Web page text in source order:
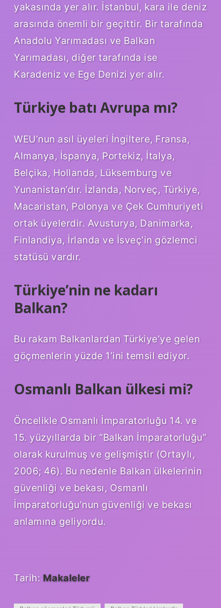
yakasında yer alır. İstanbul, kara ile deniz
arasında önemli bir geçittir. Bir tarafında
Anadolu Yarımadası ve Balkan
Yarımadası, diğer tarafında ise
Karadeniz ve Ege Denizi yer alır.
Türkiye batı Avrupa mı?
WEU’nun asıl üyeleri İngiltere, Fransa,
Almanya, İspanya, Portekiz, İtalya,
Belçika, Hollanda, Lüksemburg ve
Yunanistan’dır. İzlanda, Norveç, Türkiye,
Macaristan, Polonya ve Çek Cumhuriyeti
ortak üyelerdir. Avusturya, Danimarka,
Finlandiya, İrlanda ve İsveç’in gözlemci
statüsü vardır.
Türkiye’nin ne kadarı
Balkan?
Bu rakam Balkanlardan Türkiye’ye gelen
göçmenlerin yüzde 1’ini temsil ediyor.
Osmanlı Balkan ülkesi mi?
Öncelikle Osmanlı İmparatorluğu 14. ve
15. yüzyıllarda bir “Balkan İmparatorluğu”
olarak kurulmuş ve gelişmiştir (Ortaylı,
2006; 46). Bu nedenle Balkan ülkelerinin
güvenliği ve bekası, Osmanlı
İmparatorluğu’nun güvenliği ve bekası
anlamına geliyordu.
Tarih: Makaleler